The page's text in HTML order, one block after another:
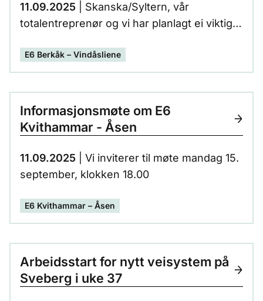
11.09.2025 | Skanska/Syltern, vår
totalentreprenør og vi har planlagt ei viktig
skjønner at det kan være til bry.
E6 Berkåk – Vindåsliene
Informasjonsmøte om E6
Kvithammar - Åsen
11.09.2025 | Vi inviterer til møte mandag 15.
september, klokken 18.00
E6 Kvithammar – Åsen
Arbeidsstart for nytt veisystem på
Sveberg i uke 37